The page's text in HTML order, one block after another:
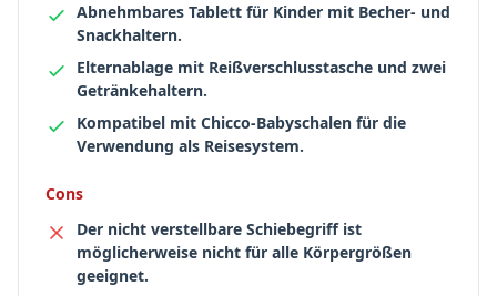
Abnehmbares Tablett für Kinder mit Becher- und
Snackhaltern.
Elternablage mit Reißverschlusstasche und zwei
Getränkehaltern.
Kompatibel mit Chicco-Babyschalen für die
Verwendung als Reisesystem.
Cons
Der nicht verstellbare Schiebegriff ist
möglicherweise nicht für alle Körpergrößen
geeignet.